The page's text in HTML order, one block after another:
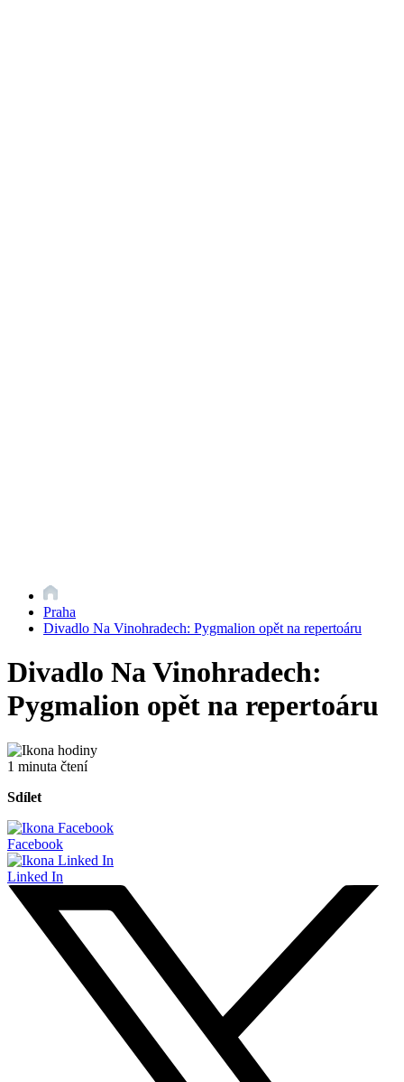
Praha
Divadlo Na Vinohradech: Pygmalion opět na repertoáru
Divadlo Na Vinohradech:
Pygmalion opět na repertoáru
1 minuta čtení
Sdílet
Facebook
Linked In